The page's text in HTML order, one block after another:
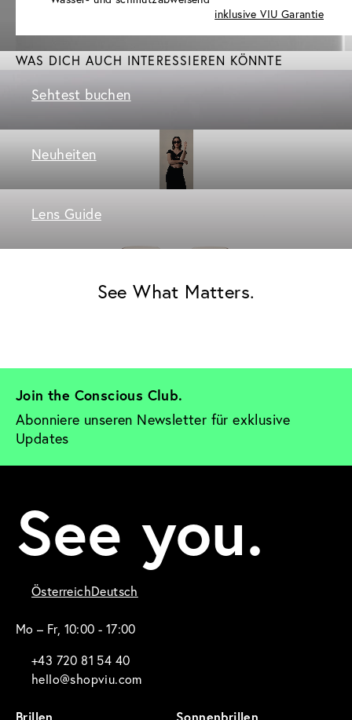
inklusive VIU Garantie
WAS DICH AUCH INTERESSIEREN KÖNNTE
Sehtest buchen
Neuheiten
Lens Guide
See What Matters.
Join the Conscious Club.
Abonniere unseren Newsletter für exklusive
Updates
See you.
ÖsterreichDeutsch
Mo – Fr, 10:00 - 17:00
+43 720 81 54 40
hello@shopviu.com
Brillen Sonnenbrillen